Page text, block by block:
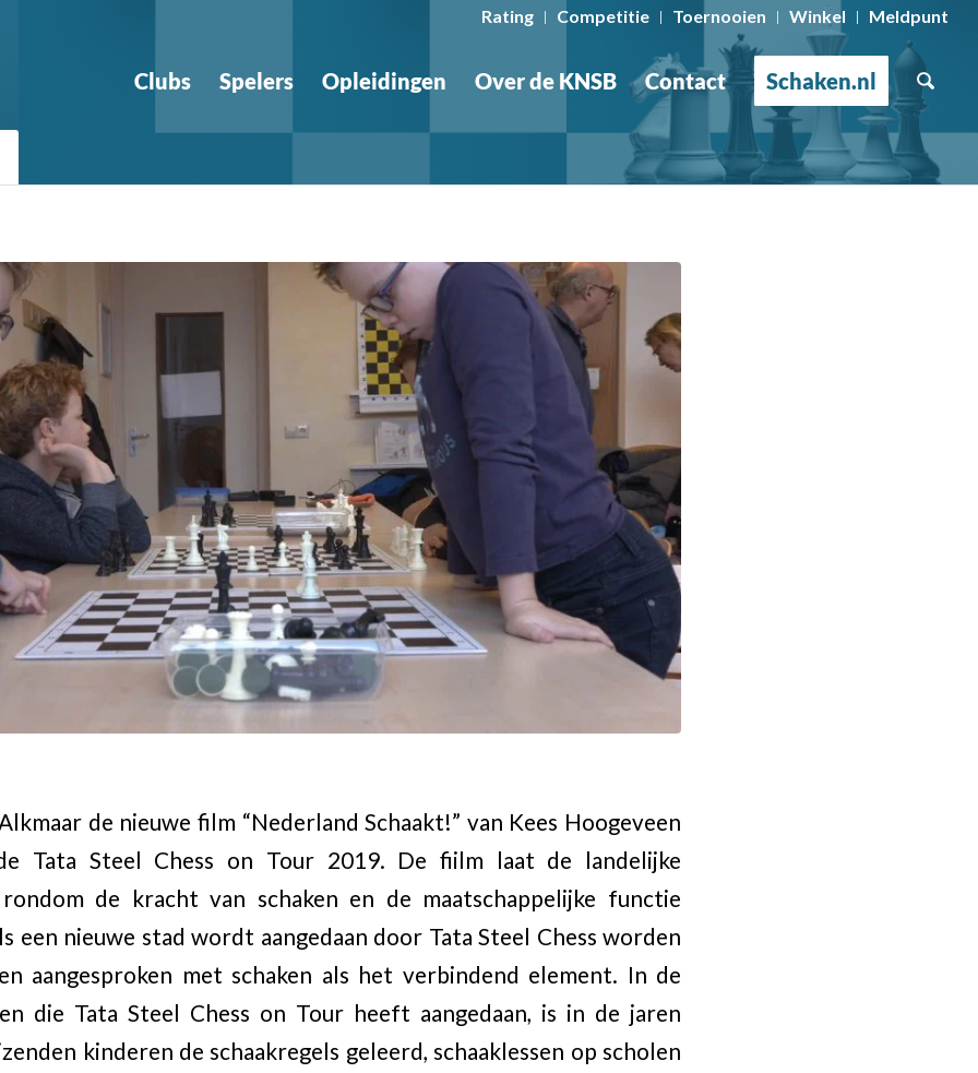
Rating Competitie Toernooien Winkel Meldpunt
Clubs Spelers Opleidingen Over de KNSB Contact Schaken.nl
de nieuwe film “Nederland Schaakt!” van Kees Hoogeveen
Tata Steel Chess on Tour 2019. De fiilm laat de landelijke
de kracht van schaken en de maatschappelijke functie
een nieuwe stad wordt aangedaan door Tata Steel Chess worden
aangesproken met schaken als het verbindend element. In de
die Tata Steel Chess on Tour heeft aangedaan, is in de jaren
kinderen de schaakregels geleerd, schaaklessen op scholen